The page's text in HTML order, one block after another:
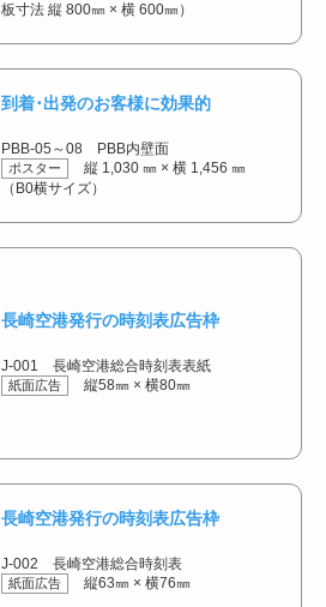
板寸法 縦 800㎜ × 横 600㎜）
到着･出発のお客様に効果的
PBB-05～08 PBB内壁面
ポスター
縦 1,030 ㎜ × 横 1,456 ㎜
（B0横サイズ）
長崎空港発行の時刻表広告枠
J-001 長崎空港総合時刻表表紙
紙面広告 縦58㎜ × 横80㎜
長崎空港発行の時刻表広告枠
J-002 長崎空港総合時刻表
紙面広告 縦63㎜ × 横76㎜